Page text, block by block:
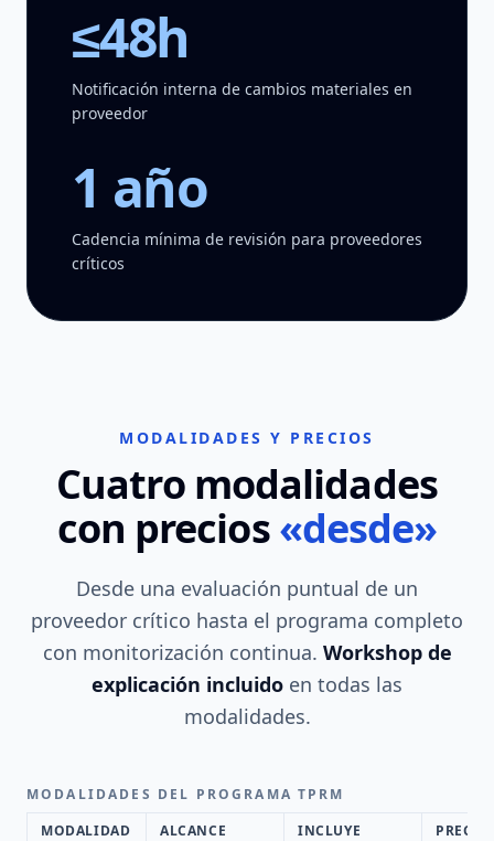
≤48h
Notificación interna de cambios materiales en
proveedor
1 año
Cadencia mínima de revisión para proveedores
críticos
MODALIDADES Y PRECIOS
Cuatro modalidades
con precios«desde»
Desde una evaluación puntual de un
proveedor crítico hasta el programa completo
con monitorización continua. Workshop de
explicación incluido en todas las
modalidades.
MODALIDADES DEL PROGRAMA TPRM
MODALIDAD
ALCANCE INCLUYE PRECIO